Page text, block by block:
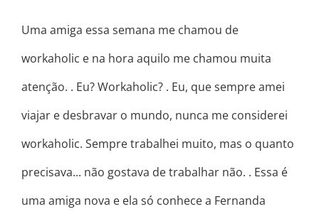
Uma amiga essa semana me chamou de
workaholic e na hora aquilo me chamou muita
atenção. . Eu? Workaholic? . Eu, que sempre amei
viajar e desbravar o mundo, nunca me considerei
workaholic. Sempre trabalhei muito, mas o quanto
precisava... não gostava de trabalhar não. . Essa é
uma amiga nova e ela só conhece a Fernanda